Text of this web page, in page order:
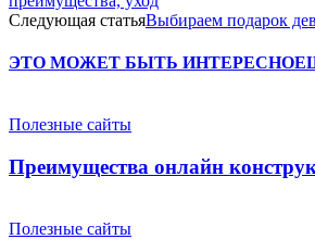
Следующая статьяВыбираем подарок
ЭТО МОЖЕТ БЫТЬ ИНТЕРЕСНО
Полезные сайты
Преимущества онлайн
Полезные сайты